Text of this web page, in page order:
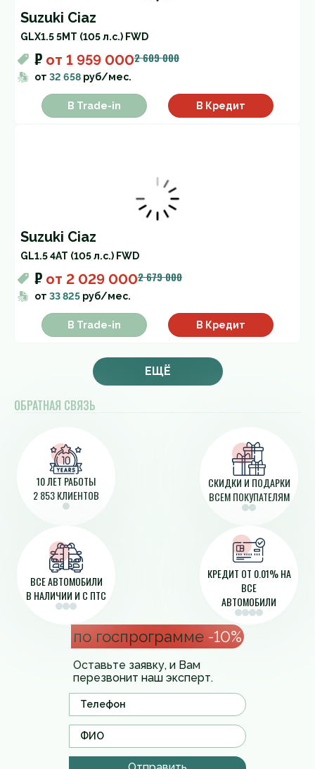
Suzuki Ciaz
GLX1.5 5MT (105 л.с.) FWD
₽ от 1 959 0002 609 000
от 32 658 руб/мес.
В Trade-in В Кредит
Suzuki Ciaz
GL1.5 4AT (105 л.с.) FWD
₽ от 2 029 0002 679 000
от 33 825 руб/мес.
В Trade-in В Кредит
ЕЩЁ
ОБРАТНАЯ СВЯЗЬ
по госпрограмме -10%
Оставьте заявку, и Вам
перезвонит наш эксперт.
10 ЛЕТ РАБОТЫ
2 853 КЛИЕНТОВ
СКИДКИ И ПОДАРКИ
ВСЕМ ПОКУПАТЕЛЯМ
ВСЕ АВТОМОБИЛИ
В НАЛИЧИИ И С ПТС
КРЕДИТ ОТ 0.01% НА
ВСЕ
АВТОМОБИЛИ